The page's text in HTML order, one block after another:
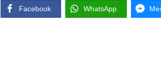
Facebook WhatsApp